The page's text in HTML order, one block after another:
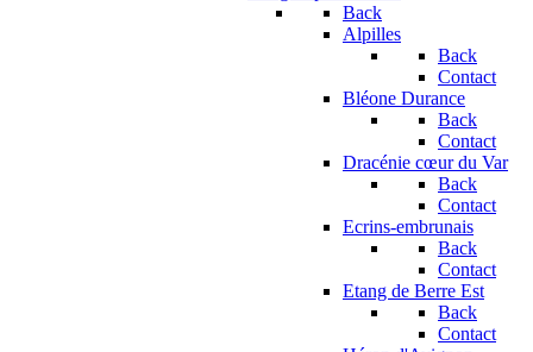
Back
Alpilles
Back
Contact
Bléone Durance
Back
Contact
Dracénie cœur du Var
Back
Contact
Ecrins-embrunais
Back
Contact
Etang de Berre Est
Back
Contact